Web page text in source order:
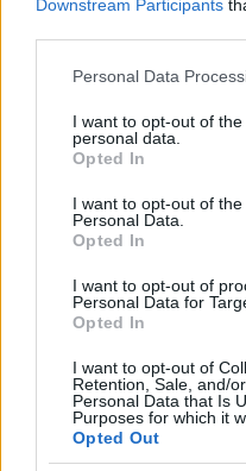
Downstream Participants
Please note that this
not limited to your visit or
grant or deny consent to
use your data for below
consent section.
Personal Data
I want to opt-out of
personal data.
Opted In
I want to opt-out of
Personal Data.
Opted In
I want to opt-out of
Personal Data for
Opted In
I want to opt-out of
Retention, Sale, and/
Personal Data that Is
Purposes for which it
Opted Out